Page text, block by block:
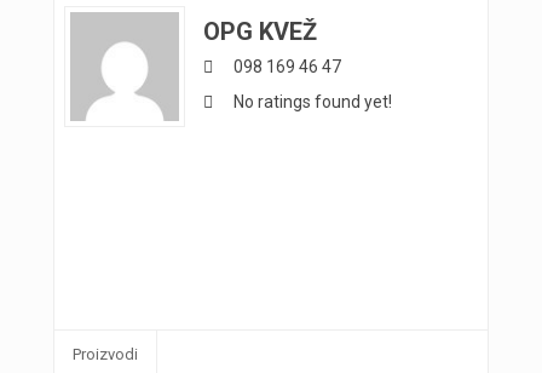
OPG KVEŽ
098 169 46 47
No ratings found yet!
Proizvodi